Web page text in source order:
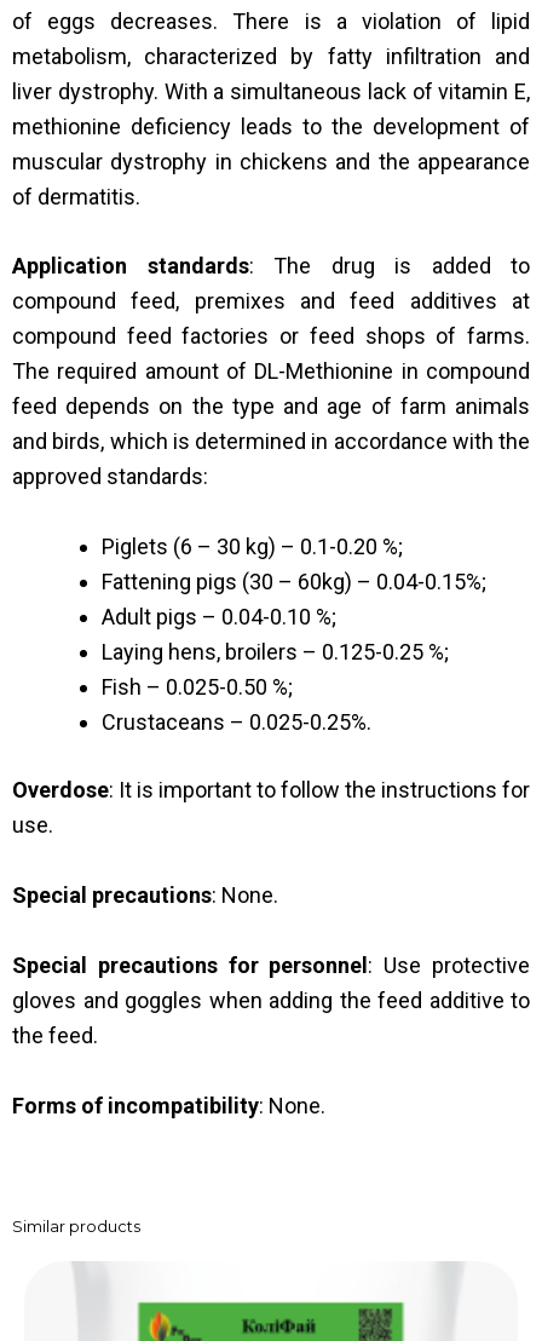
of eggs decreases. There is a violation of lipid
metabolism, characterized by fatty infiltration and
liver dystrophy. With a simultaneous lack of vitamin E,
methionine deficiency leads to the development of
muscular dystrophy in chickens and the appearance
of dermatitis.
Application standards: The drug is added to
compound feed, premixes and feed additives at
compound feed factories or feed shops of farms.
The required amount of DL-Methionine in compound
feed depends on the type and age of farm animals
and birds, which is determined in accordance with the
approved standards:
Piglets (6 – 30 kg) – 0.1-0.20 %;
Fattening pigs (30 – 60kg) – 0.04-0.15%;
Adult pigs – 0.04-0.10 %;
Laying hens, broilers – 0.125-0.25 %;
Fish – 0.025-0.50 %;
Crustaceans – 0.025-0.25%.
Overdose: It is important to follow the instructions for
use.
Special precautions: None.
Special precautions for personnel: Use protective
gloves and goggles when adding the feed additive to
the feed.
Forms of incompatibility: None.
Similar products